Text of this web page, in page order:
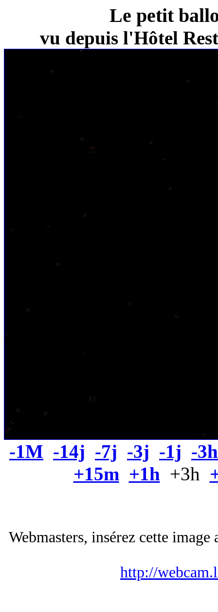
Le petit
vu depuis l'Hôtel
-1M -14j -7j -3j -1j -3h
+15m +1h +3h
Webmasters, insérez cette
http://